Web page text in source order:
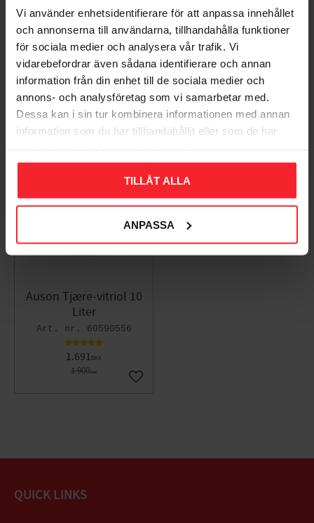
Vi använder enhetsidentifierare för att anpassa innehållet
och annonserna till användarna, tillhandahålla funktioner
för sociala medier och analysera vår trafik. Vi
vidarebefordrar även sådana identifierare och annan
information från din enhet till de sociala medier och
annons- och analysföretag som vi samarbetar med.
Dessa kan i sin tur kombinera informationen med annan
information som du har tillhandahållit eller som de har
TILLÅT ALLA
ANPASSA
Bliv den første, der giver en bedømmelse.
Populära produkter
Auson Tjære-vitriol 10
Liter
60590556
1.691DKK
1.900DKK
Gem som favorit
QUICK LINKS